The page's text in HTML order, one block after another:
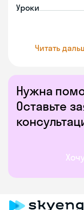
Нужна
Оставьте
Уроки
Читать